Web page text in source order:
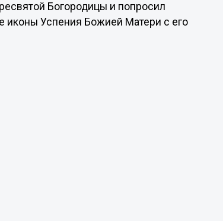
Богородицы и попросил
иконы Успения Божией Матери с его